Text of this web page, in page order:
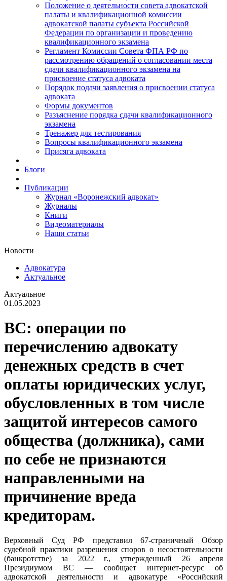
Положение о деятельности совета адвокатской
палаты и квалификационной комиссии
адвокатской палаты субъекта Российской
Федерации по организации и проведению
квалификационного экзамена
Регламент Комиссии Совета ФПА РФ по
рассмотрению обращений о согласовании места
сдачи квалификационного экзамена на
присвоение статуса адвоката
Порядок подачи заявления о присвоении статуса
адвоката
Формы документов
Разъяснение порядка сдачи квалификационного
экзамена
Тренажер для тестирования
Вопросы квалификационного экзамена
Присяга адвоката
Блоги
Публикации
Журнал «Воронежский адвокат»
Журналы
Книги
Видеоматериалы
Наши статьи
Новости
Адвокатура
Актуальное
Актуальное
01.05.2023
ВС: операции по
перечислению адвокату
денежных средств в счет
оплаты юридических услуг,
обусловленных в том числе
защитой интересов самого
общества (должника), сами
по себе не признаются
направленными на
причинение вреда
кредиторам.
Верховный Суд РФ представил 67-страничный Обзор
судебной практики разрешения споров о несостоятельности
(банкротстве) за 2022 г., утвержденный 26 апреля
Президиумом ВС — сообщает интернет-ресурс об
адвокатской деятельности и адвокатуре «Российский